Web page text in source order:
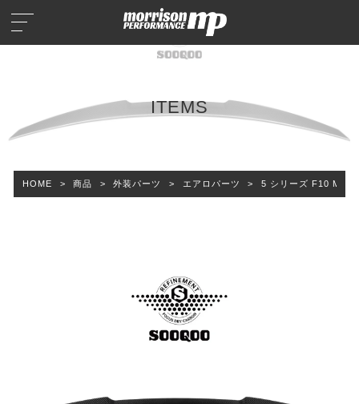
ITEMS
HOME > 商品 > 外装パーツ > エアロパーツ > 5 シリーズ F10 M4